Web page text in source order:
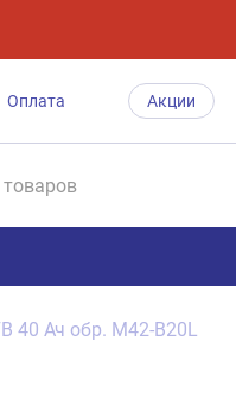
Оплата Акции
40 Ач обр. M42-B20L